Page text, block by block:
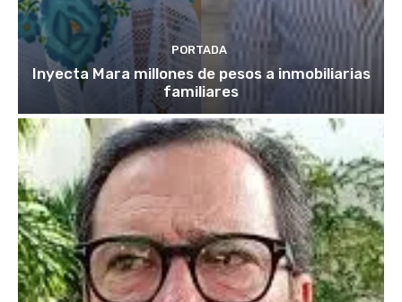
PORTADA
Inyecta Mara millones de pesos a inmobiliarias
familiares